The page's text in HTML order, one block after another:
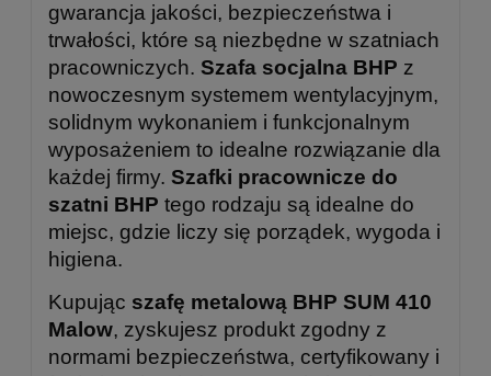
gwarancja jakości, bezpieczeństwa i
trwałości, które są niezbędne w szatniach
pracowniczych. Szafa socjalna BHP z
nowoczesnym systemem wentylacyjnym,
solidnym wykonaniem i funkcjonalnym
wyposażeniem to idealne rozwiązanie dla
każdej firmy. Szafki pracownicze do
szatni BHP tego rodzaju są idealne do
miejsc, gdzie liczy się porządek, wygoda i
higiena.
Kupując szafę metalową BHP SUM 410
Malow, zyskujesz produkt zgodny z
normami bezpieczeństwa, certyfikowany i